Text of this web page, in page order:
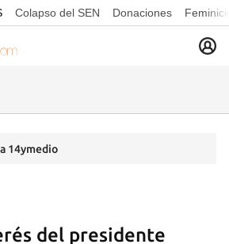
Colapso del SEN Donaciones
14ymedio
del presidente